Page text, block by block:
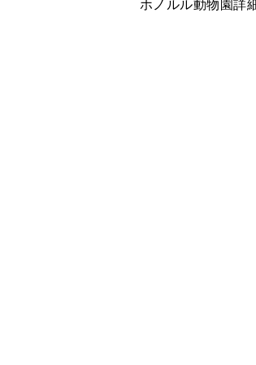
ホノルル動物園詳